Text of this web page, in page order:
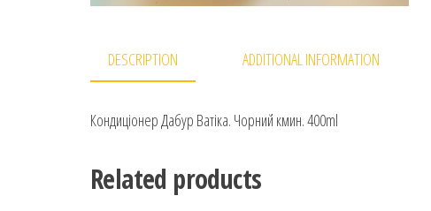
DESCRIPTION ADDITIONAL INFORMATION
Кондиціонер Дабур Ватіка. Чорний кмин. 400ml
Related products